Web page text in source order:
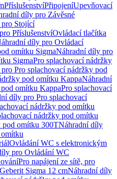
PříslušenstvíPřipojeníUpevňovací
díly pro Závěsné
Stojící
PříslušenstvíOvládací tlačítka
díly pro Ovládací
omítku SigmaNáhradní díly pro
SigmaPro splachovací nádržky
Pro splachovací nádržky pod
pod omítku KappaNáhradní
omítku KappaPro splachovací
díly pro Pro splachovací
nádržky pod omítku
nádržky pod omítku
pod omítku 300TNáhradní díly
Ovládání WC s elektronickým
pro Ovládání WC
Pro napájení ze sítě, pro
Sigma 12 cmNáhradní díly